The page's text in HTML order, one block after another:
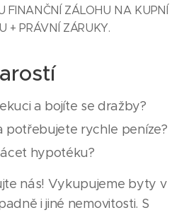
FINANČNÍ ZÁLOHU NA KUPNÍ
+ PRÁVNÍ ZÁRUKY.
a bojíte se dražby?
potřebujete rychle peníze?
hypotéku?
nás! Vykupujeme byty v
i jiné nemovitosti. S